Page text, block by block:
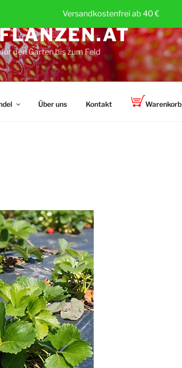
Versandkostenfrei ab 40 €
den Garten bis zum Feld
Über uns Kontakt Warenkorb